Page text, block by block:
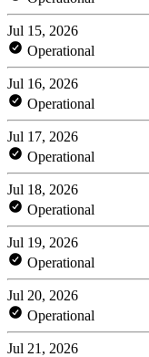
Jul 15, 2026
Operational
Jul 16, 2026
Operational
Jul 17, 2026
Operational
Jul 18, 2026
Operational
Jul 19, 2026
Operational
Jul 20, 2026
Operational
Jul 21, 2026